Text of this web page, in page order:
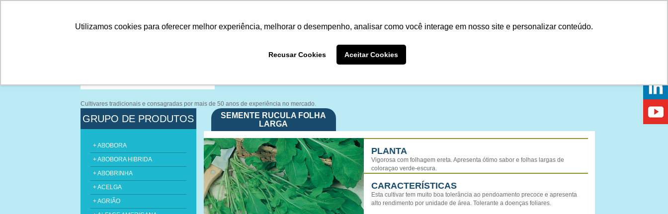
Utilizamos cookies para oferecer melhor experiência, melhorar o desempenho, analisar como você interage em nosso site e personalizar conteúdo.
Recusar Cookies Aceitar Cookies
Cultivares tradicionais e consagradas por mais de 50 anos de experiência no mercado.
GRUPO DE PRODUTOS
+ ABOBORA
+ ABOBORA HIBRIDA
+ ABOBRINHA
+ ACELGA
+ AGRIÃO
SEMENTE RUCULA FOLHA
LARGA
PLANTA
Vigorosa com folhagem ereta. Apresenta ótimo sabor e folhas largas de
coloraçao verde-escura.
CARACTERÍSTICAS
Esta cultivar tem muito boa tolerância ao pendoamento precoce e apresenta
alto rendimento por unidade de área. Tolerante a doenças foliares.